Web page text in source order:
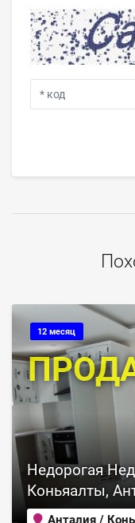
12 месяц
Анталия /
Недорогая
Коньяалты,